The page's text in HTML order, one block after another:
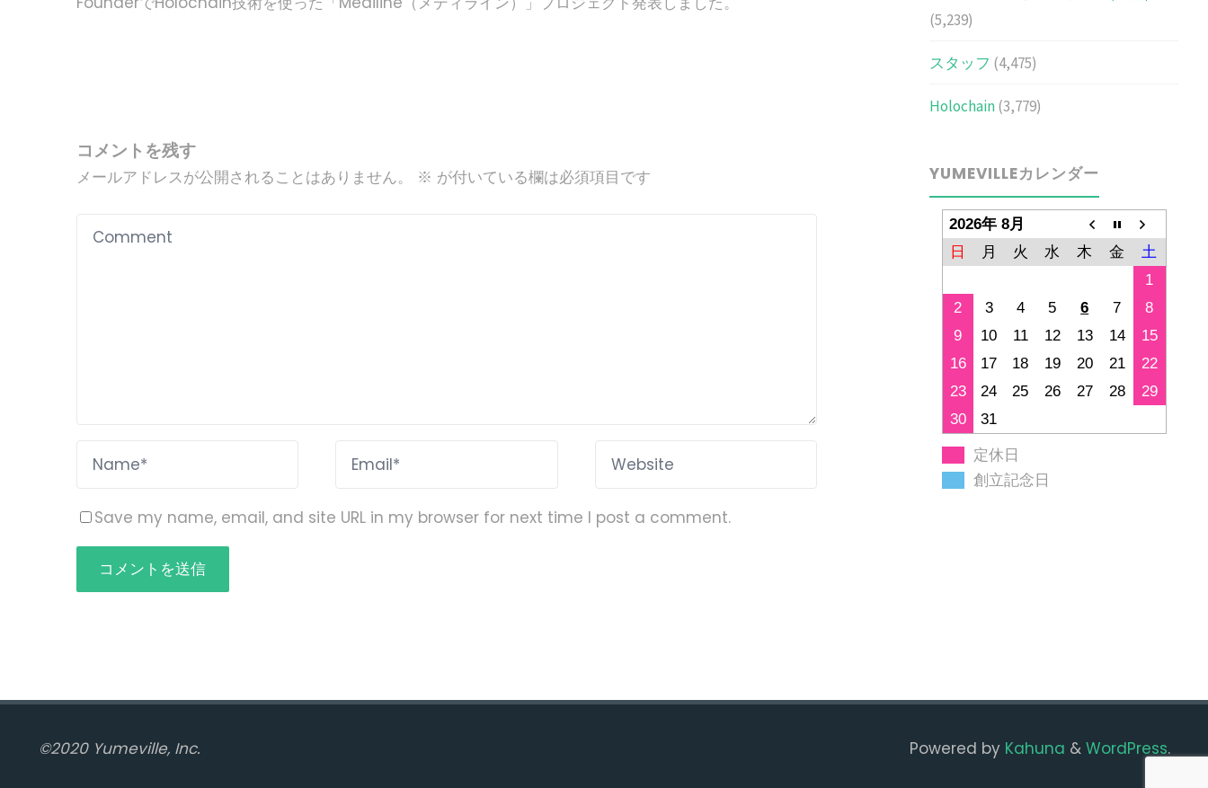
コメントを残す
メールアドレスが公開されることはありません。 ※ が付いている欄は必須項目です
Save my name, email, and site URL in my browser for next time I post a comment.
(5,239)
スタッフ (4,475)
Holochain(3,779)
YUMEVILLEカレンダー
2026年 8月
日
月 火 水 木 金
土
1
2
3 4 5 6 7
8
9
10 11 12 13 14
15
16
17 18 19 20 21
22
23
24 25 26 27 28
29
30
31
定休日
創立記念日
Powered by Kahuna & WordPress.
©2020 Yumeville, Inc.